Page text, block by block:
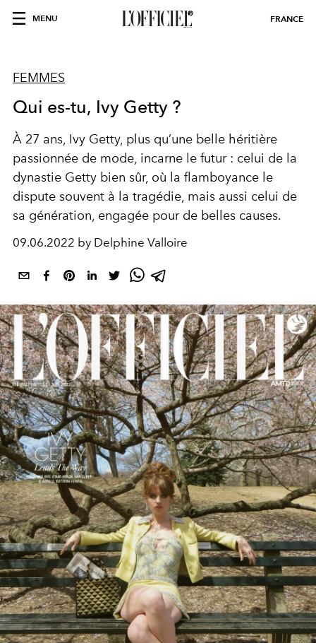
MENU FRANCE
FEMMES
Qui es-tu, Ivy Getty ?
À 27 ans, Ivy Getty, plus qu’une belle héritière
passionnée de mode, incarne le futur : celui de la
dynastie Getty bien sûr, où la flamboyance le
dispute souvent à la tragédie, mais aussi celui de
sa génération, engagée pour de belles causes.
09.06.2022 by Delphine Valloire